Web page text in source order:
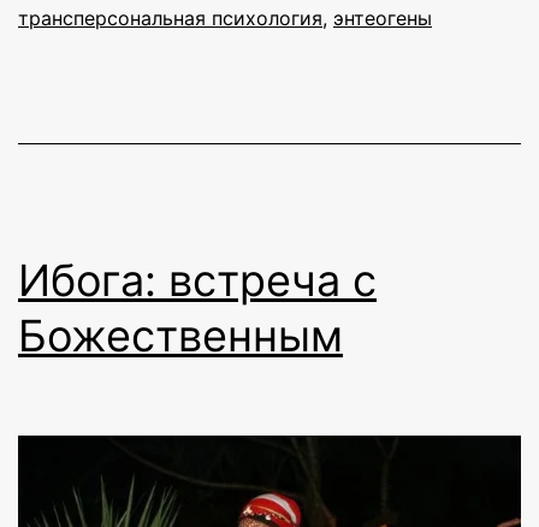
трансперсональная психология, энтеогены
Ибога: встреча с
Божественным